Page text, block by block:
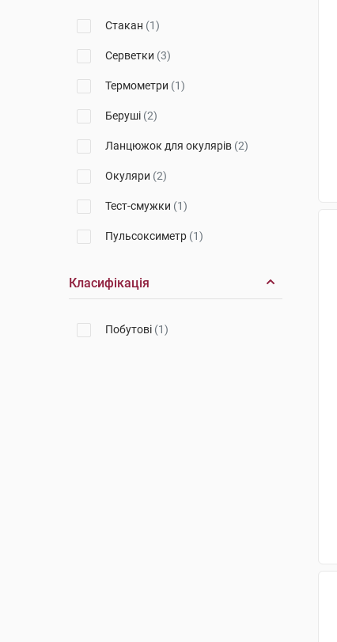
Стакан (1)
Серветки (3)
Термометри (1)
Беруші (2)
Ланцюжок для окулярів (2)
Окуляри (2)
Тест-смужки (1)
Пульсоксиметр (1)
Класифікація
Побутові (1)